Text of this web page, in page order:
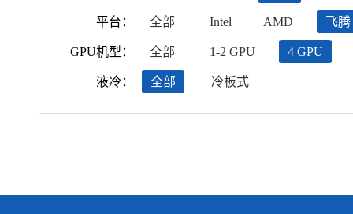
平台：
GPU机型：
液冷：
全部 Intel AMD 飞腾
全部 1-2 GPU 4 GPU
全部 冷板式